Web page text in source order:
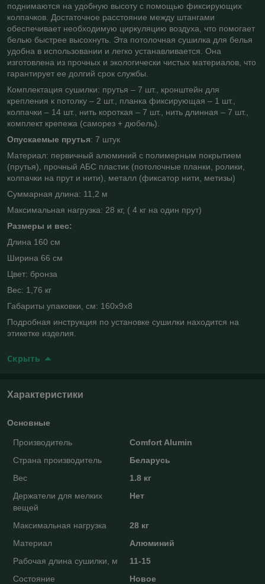
поднимаются на удобную высоту с помощью фиксирующих
колпачков. Достаточное расстояние между штангами
обеспечивает необходимую циркуляцию воздуха, что помогает
белью быстрее высохнуть. Эта потолочная сушилка для белья
удобна в использовании и легко устанавливается. Она
изготовлена из прочных и экологически чистых материалов, что
гарантирует ее долгий срок службы.
Комплектация сушилки: прутья – 7 шт., кронштейн для
крепления к потолку – 2 шт., планка фиксирующая – 1 шт.,
колпачки – 14 шт., нить короткая – 7 шт., нить длинная – 7 шт.,
комплект крепежа (саморез + дюбель).
Опускаемые прутья: 7 штук
Материал: первичный алюминий с полимерным покрытием
(прутья), прочный АБС пластик (потолочные планки, ролики,
колпачки на прут и нити), металл (фиксатор нити, метизы)
Суммарная длина: 11,2 м
Максимальная нагрузка: 28 кг, ( 4 кг на один прут)
Размеры и вес:
Длина 160 см
Ширина 66 см
Цвет: бронза
Вес: 1,76 кг
Габариты упаковки, см: 160x9x8
Подробная инструкция по установке сушилки находится на
этикетке изделия.
Скрыть
Характеристики
Основные
Производитель
Comfort Alumin
Страна производитель
Беларусь
Вес
1.8 кг
Держатели для мелких
вещей
Нет
Максимальная нагрузка
28 кг
Материал
Алюминий
Рабочая длина сушилки, м
11-15
Состояние
Новое